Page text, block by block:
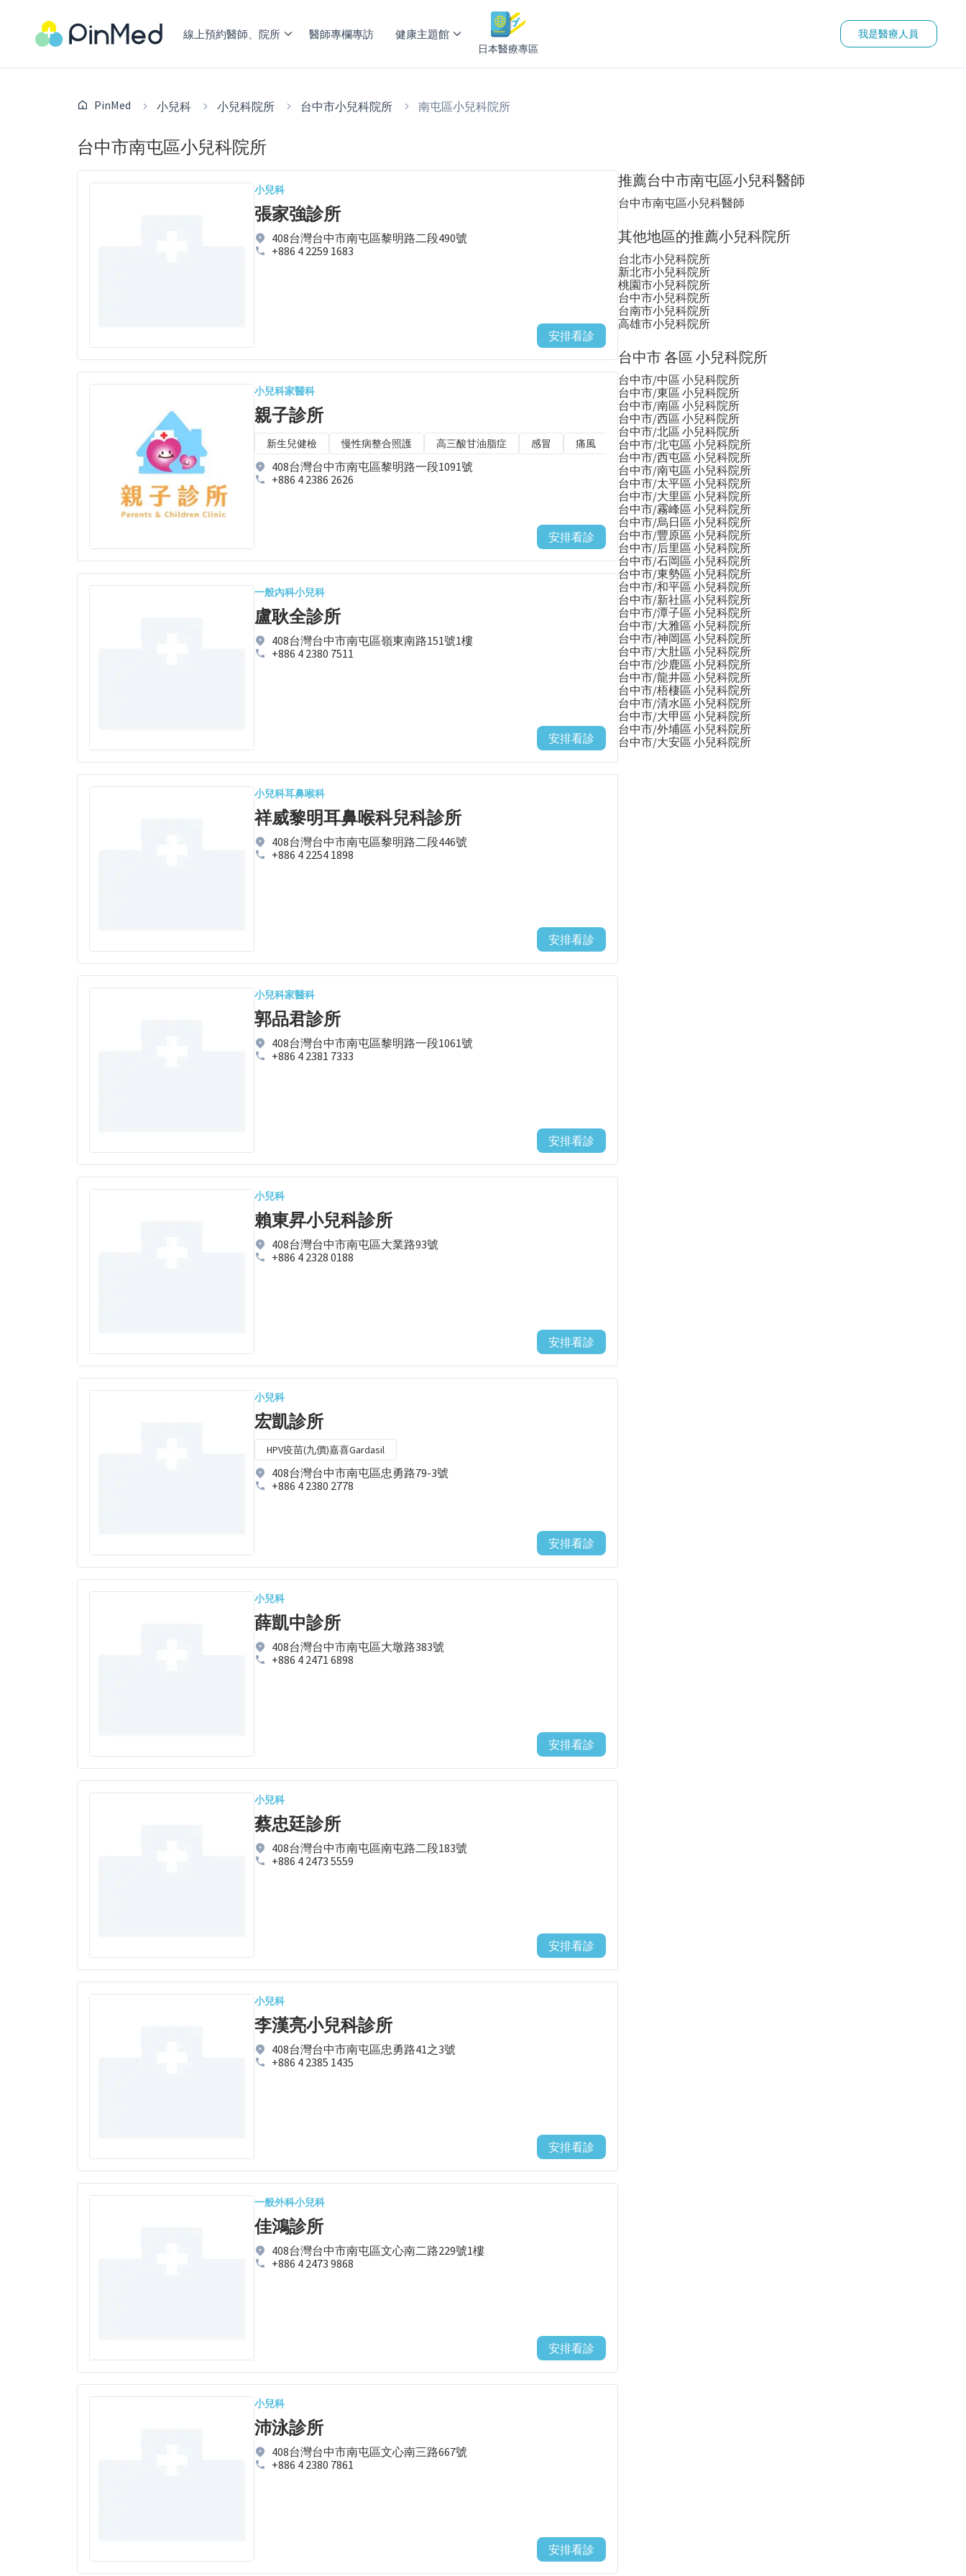
線上預約醫師、院所 醫師專欄專訪 健康主題館
日本醫療專區
我是醫療人員
PinMed 小兒科 小兒科院所 台中市小兒科院所 南屯區小兒科院所
台中市南屯區小兒科院所
小兒科
張家強診所
408台灣台中市南屯區黎明路二段490號
+886 4 2259 1683
安排看診
小兒科家醫科
親子診所
新生兒健檢 慢性病整合照護 高三酸甘油脂症 感冒 痛風 成人健檢/體檢 常見嬰幼兒症狀
408台灣台中市南屯區黎明路一段1091號
+886 4 2386 2626
安排看診
一般內科小兒科
盧耿全診所
408台灣台中市南屯區嶺東南路151號1樓
+886 4 2380 7511
安排看診
小兒科耳鼻喉科
祥威黎明耳鼻喉科兒科診所
408台灣台中市南屯區黎明路二段446號
+886 4 2254 1898
安排看診
小兒科家醫科
郭品君診所
408台灣台中市南屯區黎明路一段1061號
+886 4 2381 7333
安排看診
小兒科
賴東昇小兒科診所
408台灣台中市南屯區大業路93號
+886 4 2328 0188
安排看診
小兒科
宏凱診所
HPV疫苗(九價)嘉喜Gardasil
408台灣台中市南屯區忠勇路79-3號
+886 4 2380 2778
安排看診
小兒科
薛凱中診所
408台灣台中市南屯區大墩路383號
+886 4 2471 6898
安排看診
小兒科
蔡忠廷診所
408台灣台中市南屯區南屯路二段183號
+886 4 2473 5559
安排看診
小兒科
李漢亮小兒科診所
408台灣台中市南屯區忠勇路41之3號
+886 4 2385 1435
安排看診
一般外科小兒科
佳鴻診所
408台灣台中市南屯區文心南二路229號1樓
+886 4 2473 9868
安排看診
小兒科
沛泳診所
408台灣台中市南屯區文心南三路667號
+886 4 2380 7861
安排看診
推薦台中市南屯區小兒科醫師
台中市南屯區小兒科醫師
其他地區的推薦小兒科院所
台北市小兒科院所
新北市小兒科院所
桃園市小兒科院所
台中市小兒科院所
台南市小兒科院所
高雄市小兒科院所
台中市 各區 小兒科院所
台中市/中區 小兒科院所
台中市/東區 小兒科院所
台中市/南區 小兒科院所
台中市/西區 小兒科院所
台中市/北區 小兒科院所
台中市/北屯區 小兒科院所
台中市/西屯區 小兒科院所
台中市/南屯區 小兒科院所
台中市/太平區 小兒科院所
台中市/大里區 小兒科院所
台中市/霧峰區 小兒科院所
台中市/烏日區 小兒科院所
台中市/豐原區 小兒科院所
台中市/后里區 小兒科院所
台中市/石岡區 小兒科院所
台中市/東勢區 小兒科院所
台中市/和平區 小兒科院所
台中市/新社區 小兒科院所
台中市/潭子區 小兒科院所
台中市/大雅區 小兒科院所
台中市/神岡區 小兒科院所
台中市/大肚區 小兒科院所
台中市/沙鹿區 小兒科院所
台中市/龍井區 小兒科院所
台中市/梧棲區 小兒科院所
台中市/清水區 小兒科院所
台中市/大甲區 小兒科院所
台中市/外埔區 小兒科院所
台中市/大安區 小兒科院所